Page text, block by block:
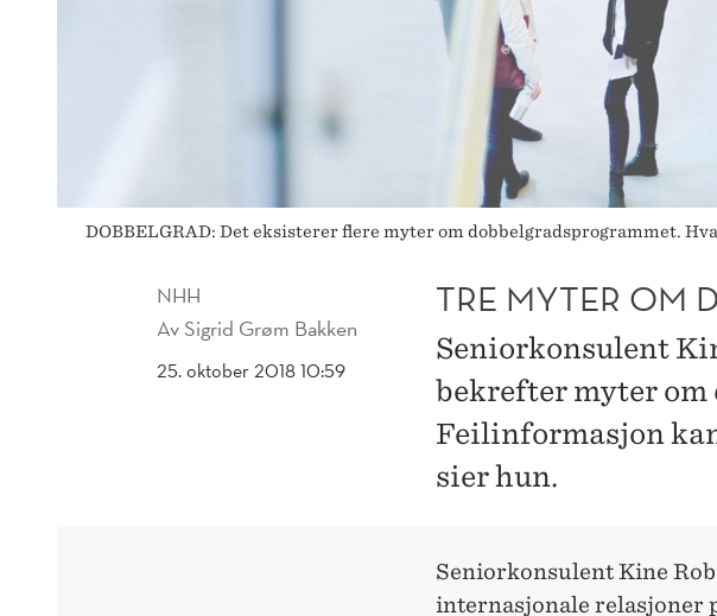
DOBBELGRAD: Det eksisterer flere myter om dobbelgradsprogrammet.
NHH
AvSigrid Grøm Bakken
25. oktober 2018 10:59
TRE MYTER OM
Seniorkonsulent
bekrefter myter om
Feilinformasjon
sier hun.
Seniorkonsulent Kine
internasjonale relasjoner